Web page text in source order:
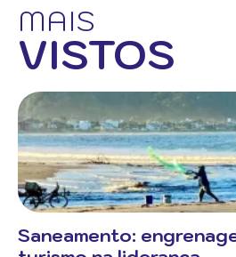
MAIS
VISTOS
Saneamento: